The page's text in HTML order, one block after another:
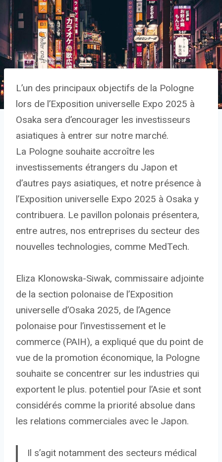
L’un des principaux objectifs de la Pologne
lors de l’Exposition universelle Expo 2025 à
Osaka sera d’encourager les investisseurs
asiatiques à entrer sur notre marché.
La Pologne souhaite accroître les
investissements étrangers du Japon et
d’autres pays asiatiques, et notre présence à
l’Exposition universelle Expo 2025 à Osaka y
contribuera. Le pavillon polonais présentera,
entre autres, nos entreprises du secteur des
nouvelles technologies, comme MedTech.
Eliza Klonowska-Siwak, commissaire adjointe
de la section polonaise de l’Exposition
universelle d’Osaka 2025, de l’Agence
polonaise pour l’investissement et le
commerce (PAIH), a expliqué que du point de
vue de la promotion économique, la Pologne
souhaite se concentrer sur les industries qui
exportent le plus. potentiel pour l’Asie et sont
considérés comme la priorité absolue dans
les relations commerciales avec le Japon.
Il s’agit notamment des secteurs médical